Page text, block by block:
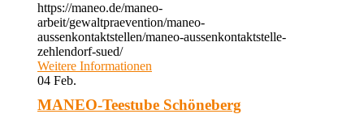
https://maneo.de/maneo-
arbeit/gewaltpraevention/maneo-
aussenkontaktstellen/maneo-aussenkontaktstelle-
zehlendorf-sued/
Weitere Informationen
04 Feb.
MANEO-Teestube Schöneberg